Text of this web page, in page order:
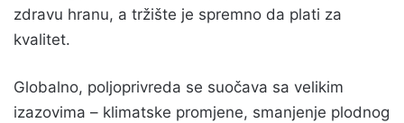
zdravu hranu, a tržište je spremno da plati za
kvalitet.
Globalno, poljoprivreda se suočava sa velikim
izazovima – klimatske promjene, smanjenje plodnog